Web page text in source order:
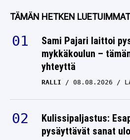
TÄMÄN HETKEN LUETUIMMAT
Sami Pajari laittoi
mykkäkoulun –
yhteyttä
RALLI 08.08.2026
Kulissipaljastus:
pysäyttävät sanat